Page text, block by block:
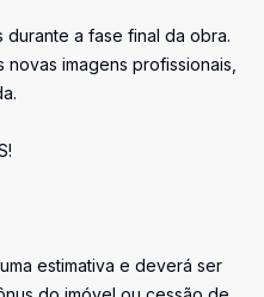
durante a fase final da obra.
imagens profissionais,
estimativa e deverá ser